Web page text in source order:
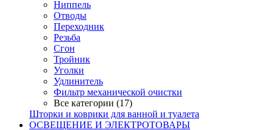
Ниппель
Отводы
Переходник
Резьба
Сгон
Тройник
Уголки
Удлинитель
Фильтр механической очистки
Все категории (17)
Шторки и коврики для ванной и туалета
ОСВЕЩЕНИЕ И ЭЛЕКТРОТОВАРЫ